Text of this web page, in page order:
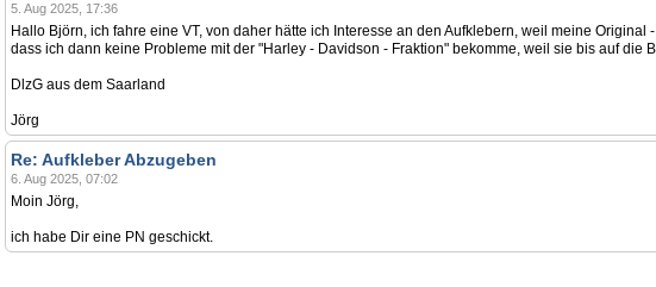
5. Aug 2025, 17:36
Hallo Björn, ich fahre eine VT, von daher hätte ich Interesse an den Aufklebern, weil meine
dass ich dann keine Probleme mit der "Harley - Davidson - Fraktion" bekomme, weil sie bis auf die
DlzG aus dem Saarland
Jörg
Re: Aufkleber Abzugeben
6. Aug 2025, 07:02
Moin Jörg,
ich habe Dir eine PN geschickt.